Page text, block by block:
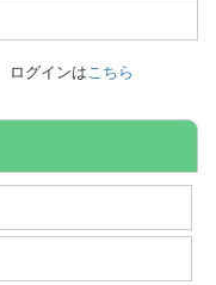
ログインはこちら